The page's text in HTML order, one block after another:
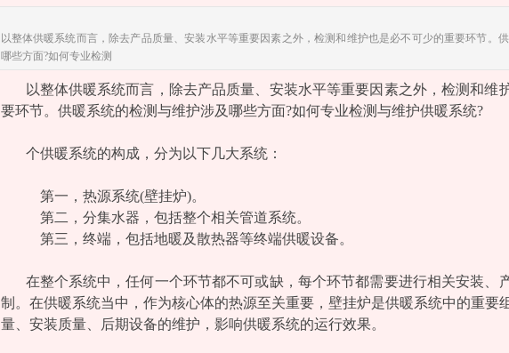
以整体供暖系统而言，除去产品质量、安装水平等重要因素之外，检测和维护也是必不可少的重要环节。
哪些方面?如何专业检测
以整体供暖系统而言，除去产品质量、安装水平等重要因素之外，检测和维
要环节。供暖系统的检测与维护涉及哪些方面?如何专业检测与维护供暖系统?
个供暖系统的构成，分为以下几大系统：
第一，热源系统(壁挂炉)。
第二，分集水器，包括整个相关管道系统。
第三，终端，包括地暖及散热器等终端供暖设备。
在整个系统中，任何一个环节都不可或缺，每个环节都需要进行相关安装、
制。在供暖系统当中，作为核心体的热源至关重要，壁挂炉是供暖系统中的重要
量、安装质量、后期设备的维护，影响供暖系统的运行效果。